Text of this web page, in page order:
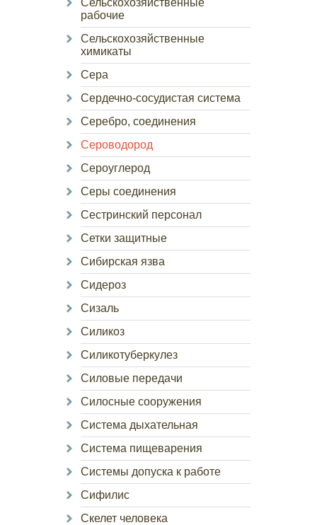
Сельскохозяйственные
рабочие
Сельскохозяйственные
химикаты
Сера
Сердечно-сосудистая система
Серебро, соединения
Сероводород
Сероуглерод
Серы соединения
Сестринский персонал
Сетки защитные
Сибирская язва
Сидероз
Сизаль
Силикоз
Силикотуберкулез
Силовые передачи
Силосные сооружения
Система дыхательная
Система пищеварения
Системы допуска к работе
Сифилис
Скелет человека